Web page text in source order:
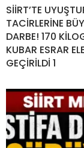
SİİRT’TE
TACİRLERİNE
DARBE! 170
KUBAR ESRAR ELE
GEÇİRİLDİ 1